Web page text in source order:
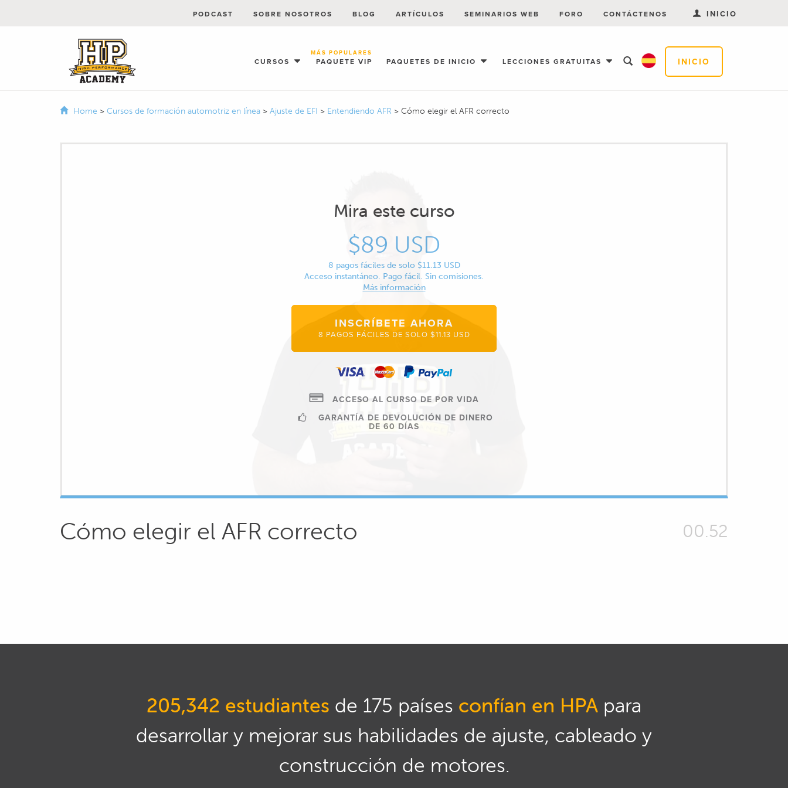
INICIO
CURSOS PAQUETE VIP
MÁS POPULARES
PAQUETES DE INICIO LECCIONES GRATUITAS
PODCAST SOBRE NOSOTROS BLOG ARTÍCULOS SEMINARIOS WEB FORO CONTÁCTENOS INICIO
Home > Cursos de formación automotriz en línea > Ajuste de EFI > Entendiendo AFR > Cómo elegir el AFR correcto
Mira este curso
$89 USD
8 pagos fáciles de solo $11.13 USD
Acceso instantáneo. Pago fácil. Sin comisiones.
Más información
INSCRÍBETE AHORA
8 PAGOS FÁCILES DE SOLO $11.13 USD
ACCESO AL CURSO DE POR VIDA
GARANTÍA DE DEVOLUCIÓN DE DINERO
DE 60 DÍAS
Cómo elegir el AFR correcto 00.52
205,342 estudiantes de 175 países confían en HPA para
desarrollar y mejorar sus habilidades de ajuste, cableado y
construcción de motores.